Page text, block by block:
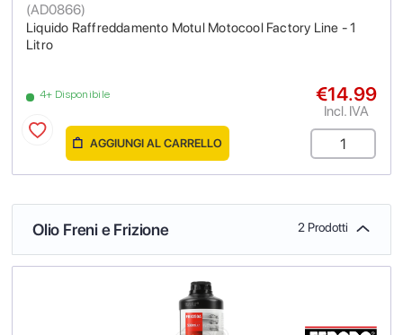
Liquido Raffreddamento Motul Motocool Factory Line - 1
Litro
(AD0866)
4+ Disponibile €14.99
Incl. IVA
AGGIUNGI AL CARRELLO
Olio Freni e Frizione 2 Prodotti